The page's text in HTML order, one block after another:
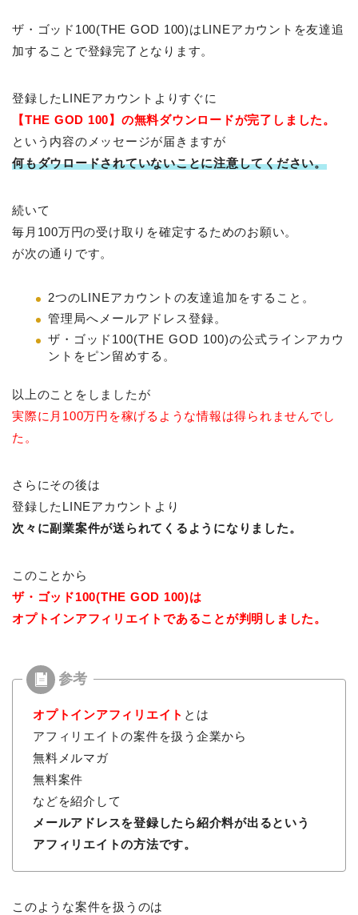
ザ・ゴッド100(THE GOD 100)はLINEアカウントを友達追
加することで登録完了となります。
登録したLINEアカウントよりすぐに
【THE GOD 100】の無料ダウンロードが完了しました。
という内容のメッセージが届きますが
何もダウロードされていないことに注意してください。
続いて
毎月100万円の受け取りを確定するためのお願い。
が次の通りです。
2つのLINEアカウントの友達追加をすること。
管理局へメールアドレス登録。
ザ・ゴッド100(THE GOD 100)の公式ラインアカウ
ントをピン留めする。
以上のことをしましたが
実際に月100万円を稼げるような情報は得られませんでし
た。
さらにその後は
登録したLINEアカウントより
次々に副業案件が送られてくるようになりました。
このことから
ザ・ゴッド100(THE GOD 100)は
オプトインアフィリエイトであることが判明しました。
オプトインアフィリエイト とは
アフィリエイトの案件を扱う企業から
無料メルマガ
無料案件
などを紹介して
メールアドレスを登録したら紹介料が出るという
アフィリエイトの方法です。
このような案件を扱うのは